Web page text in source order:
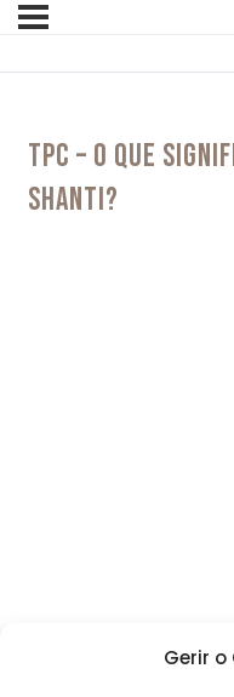
Gerir
TPC – O QUE
SHANTI?